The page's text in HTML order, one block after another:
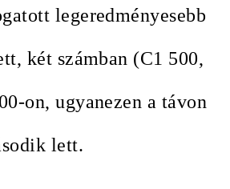
legeredményesebb
két számban (C1 500,
on, ugyanezen a távon
lett.